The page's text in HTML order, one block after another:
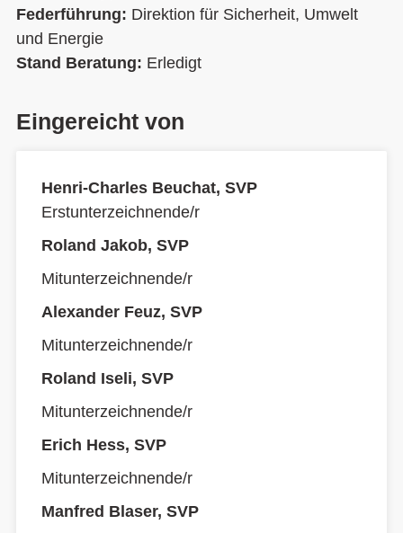
Federführung: Direktion für Sicherheit, Umwelt
und Energie
Stand Beratung: Erledigt
Eingereicht von
Henri-Charles Beuchat, SVP
Erstunterzeichnende/r
Roland Jakob, SVP
Mitunterzeichnende/r
Alexander Feuz, SVP
Mitunterzeichnende/r
Roland Iseli, SVP
Mitunterzeichnende/r
Erich Hess, SVP
Mitunterzeichnende/r
Manfred Blaser, SVP